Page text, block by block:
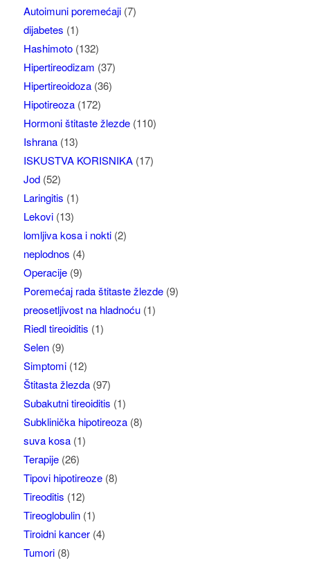
Autoimuni poremećaji(7)
dijabetes (1)
Hashimoto(132)
Hipertireodizam (37)
Hipertireoidoza(36)
Hipotireoza(172)
Hormoni štitaste žlezde(110)
Ishrana(13)
ISKUSTVA KORISNIKA(17)
Jod(52)
Laringitis (1)
Lekovi(13)
lomljiva kosa i nokti(2)
neplodnos (4)
Operacije(9)
Poremećaj rada štitaste žlezde(9)
preosetljivost na hladnoću(1)
Riedl tireoiditis (1)
Selen(9)
Simptomi(12)
Štitasta žlezda(97)
Subakutni tireoiditis (1)
Subklinička hipotireoza(8)
suva kosa(1)
Terapije(26)
Tipovi hipotireoze(8)
Tireoditis (12)
Tireoglobulin(1)
Tiroidni kancer(4)
Tumori(8)